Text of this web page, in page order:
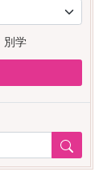
別学